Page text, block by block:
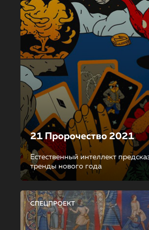
21 Пророчество 2021
Естественный интеллект
тренды нового года
СПЕЦПРОЕКТ